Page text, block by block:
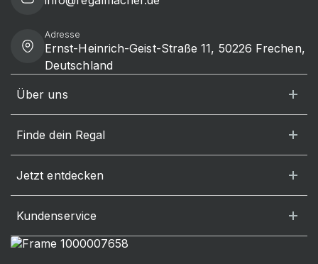
Adresse
Ernst-Heinrich-Geist-Straße 11, 50226 Frechen,
Deutschland
Über uns
Finde dein Regal
Jetzt entdecken
Kundenservice